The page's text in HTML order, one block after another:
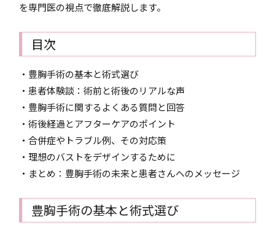
を専門医の視点で徹底解説します。
目次
・豊胸手術の基本と術式選び
・患者体験談：術前と術後のリアルな声
・豊胸手術に関するよくある質問と回答
・術後経過とアフターケアのポイント
・合併症やトラブル例、その対応策
・理想のバストをデザインするために
・まとめ：豊胸手術の未来と患者さんへのメッセージ
豊胸手術の基本と術式選び